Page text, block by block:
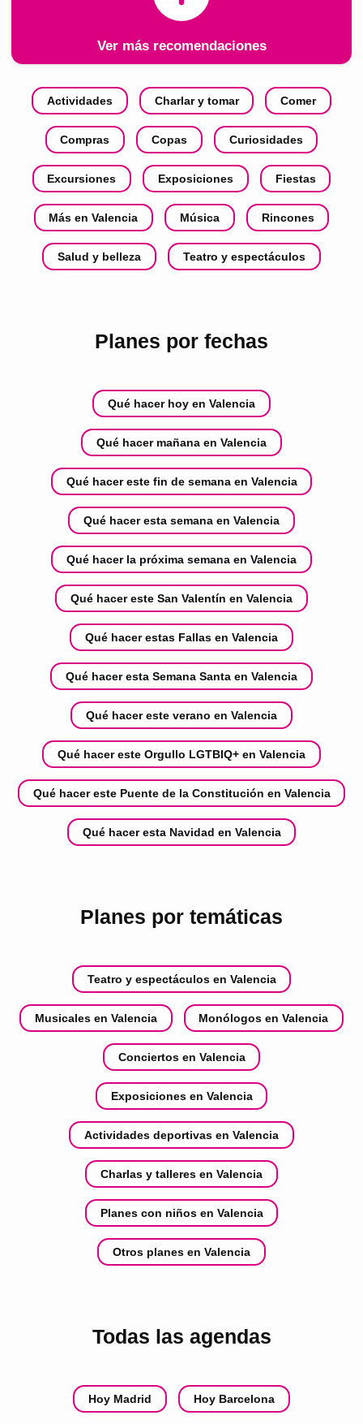
Ver más recomendaciones
Actividades Charlar y tomar Comer
Compras Copas Curiosidades
Excursiones Exposiciones Fiestas
Más en Valencia Música Rincones
Salud y belleza Teatro y espectáculos
Planes por fechas
Qué hacer hoy en Valencia
Qué hacer mañana en Valencia
Qué hacer este fin de semana en Valencia
Qué hacer esta semana en Valencia
Qué hacer la próxima semana en Valencia
Qué hacer este San Valentín en Valencia
Qué hacer estas Fallas en Valencia
Qué hacer esta Semana Santa en Valencia
Qué hacer este verano en Valencia
Qué hacer este Orgullo LGTBIQ+ en Valencia
Qué hacer este Puente de la Constitución en Valencia
Qué hacer esta Navidad en Valencia
Planes por temáticas
Teatro y espectáculos en Valencia
Musicales en Valencia Monólogos en Valencia
Conciertos en Valencia
Exposiciones en Valencia
Actividades deportivas en Valencia
Charlas y talleres en Valencia
Planes con niños en Valencia
Otros planes en Valencia
Todas las agendas
Hoy Madrid Hoy Barcelona